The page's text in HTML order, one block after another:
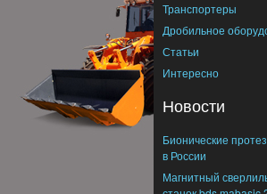
Транспортеры
Дробильное
Статьи
Интересно
Новости
Бионические
в России
Магнитный